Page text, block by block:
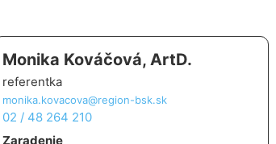
Monika Kováčová, ArtD.
referentka
monika.kovacova@region-bsk.sk
02 / 48 264 210
Zaradenie